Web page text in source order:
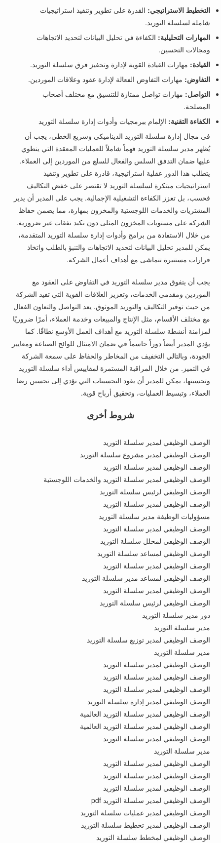
التخطيط الاستراتيجي: القدرة على تطوير وتنفيذ استراتيجيات
شاملة لسلسلة التوريد.
المهارات التحليلية: الكفاءة في تحليل البيانات لتحديد الاتجاهات
ومجالات التحسين.
القيادة: مهارات القيادة القوية لإدارة وتحفيز فرق سلسلة التوريد.
التفاوض: مهارات التفاوض الفعالة لإدارة عقود وعلاقات الموردين.
التواصل: مهارات تواصل ممتازة للتنسيق مع مختلف أصحاب
المصلحة.
الكفاءة التقنية: الإلمام ببرمجيات وأدوات إدارة سلسلة التوريد
في مجال إدارة سلسلة التوريد الديناميكي وسريع الخطى، يجب أن
يُظهر مدير سلسلة التوريد فهماً شاملاً للعمليات المعقدة التي ينطوي
عليها ضمان التدفق السلس والفعال للسلع من الموردين إلى العملاء.
يتطلب هذا الدور عقلية استراتيجية، قادرة على تطوير وتنفيذ
استراتيجيات مبتكرة لسلسلة التوريد لا تقتصر على خفض التكاليف
فحسب، بل تعزز الكفاءة التشغيلية الإجمالية. يجب على المدير أن يدير
المشتريات والخدمات اللوجستية والمخزون بمهارة، مما يضمن حفاظ
الشركة على مستويات المخزون المثلى دون تكبد نفقات غير ضرورية.
من خلال الاستفادة من برامج وأدوات إدارة سلسلة التوريد المتقدمة،
يمكن للمدير تحليل البيانات لتحديد الاتجاهات والتنبؤ بالطلب واتخاذ
قرارات مستنيرة تتماشى مع أهداف أعمال الشركة.
يجب أن يتفوق مدير سلسلة التوريد في التفاوض على العقود مع
الموردين ومقدمي الخدمات، وتعزيز العلاقات القوية التي تفيد الشركة
من حيث توفير التكاليف والتوريد الموثوق. يعد التواصل والتعاون الفعال
مع مختلف الأقسام، مثل الإنتاج والمبيعات وخدمة العملاء، أمرًا ضروريًا
لمزامنة أنشطة سلسلة التوريد مع أهداف العمل الأوسع نطاقًا. كما
يؤدي المدير أيضاً دوراً حاسماً في ضمان الامتثال للوائح الصناعة ومعايير
الجودة، وبالتالي التخفيف من المخاطر والحفاظ على سمعة الشركة
في التميز. من خلال المراقبة المستمرة لمقاييس أداء سلسلة التوريد
وتحسينها، يمكن للمدير أن يقود التحسينات التي تؤدي إلى تحسين رضا
العملاء، وتبسيط العمليات، وتحقيق أرباح قوية.
شروط أخرى
الوصف الوظيفي لمدير سلسلة التوريد
الوصف الوظيفي لمدير مشروع سلسلة التوريد
الوصف الوظيفي لمدير سلسلة التوريد
الوصف الوظيفي لمدير سلسلة التوريد والخدمات اللوجستية
الوصف الوظيفي لرئيس سلسلة التوريد
الوصف الوظيفي لمدير سلسلة التوريد
مسؤوليات الوظيفة مدير سلسلة التوريد
الوصف الوظيفي لمدير سلسلة التوريد
الوصف الوظيفي لمحلل سلسلة التوريد
الوصف الوظيفي لمساعد سلسلة التوريد
الوصف الوظيفي لمدير سلسلة التوريد
الوصف الوظيفي لمساعد مدير سلسلة التوريد
الوصف الوظيفي لمدير سلسلة التوريد
الوصف الوظيفي لرئيس سلسلة التوريد
دور مدير سلسلة التوريد
مدير سلسلة التوريد
الوصف الوظيفي لمدير توزيع سلسلة التوريد
مدير سلسلة التوريد
الوصف الوظيفي لمدير سلسلة التوريد
الوصف الوظيفي لمدير سلسلة التوريد
الوصف الوظيفي لمدير سلسلة التوريد
الوصف الوظيفي لمدير إدارة سلسلة التوريد
الوصف الوظيفي لمدير سلسلة التوريد العالمية
الوصف الوظيفي لمدير سلسلة التوريد العالمية
الوصف الوظيفي لمدير سلسلة التوريد
مدير سلسلة التوريد
الوصف الوظيفي لمدير سلسلة التوريد
الوصف الوظيفي لمدير سلسلة التوريد
الوصف الوظيفي لمدير سلسلة التوريد
الوصف الوظيفي لمدير سلسلة التوريد pdf
الوصف الوظيفي لمدير عمليات سلسلة التوريد
الوصف الوظيفي لمدير تخطيط سلسلة التوريد
الوصف الوظيفي لمخطط سلسلة التوريد